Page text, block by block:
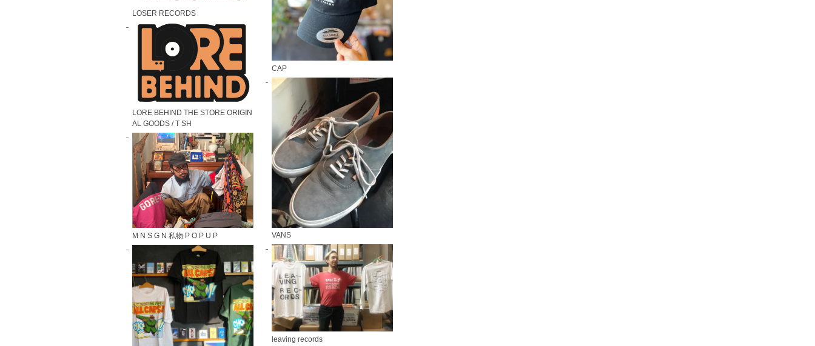
LOSER RECORDS
LORE BEHIND THE STORE ORIGIN
AL GOODS / T SH
M N S G N 私物 P O P U P
CAP
VANS
leaving records